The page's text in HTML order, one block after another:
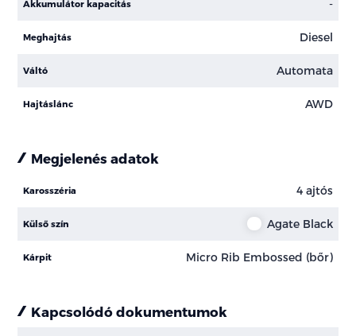
Akkumulátor kapacitás -
Meghajtás Diesel
Váltó Automata
Hajtáslánc AWD
Megjelenés adatok
Karosszéria 4 ajtós
Külső szín Agate Black
Kárpit Micro Rib Embossed (bőr)
Kapcsolódó dokumentumok